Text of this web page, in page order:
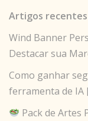
Artigos recentes
Wind Banner
Destacar sua
Como ganhar
ferramenta de IA
Pack de Artes